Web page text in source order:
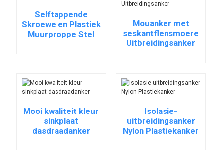
Selftappende
Skroewe en Plastiek
Muurproppe Stel
Mouanker met
seskantflensmoere
Uitbreidingsanker
Mooi kwaliteit kleur
sinkplaat
dasdraadanker
Isolasie-
uitbreidingsanker
Nylon Plastiekanker